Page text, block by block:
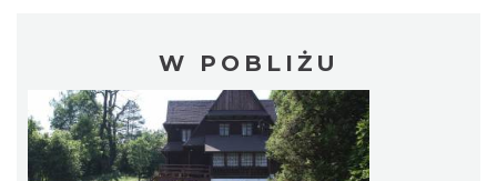
W POBLIŻU